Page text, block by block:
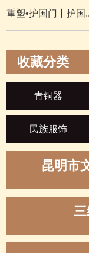
重塑•护国门丨护国..
收藏分类
青铜器
民族服饰
昆明市